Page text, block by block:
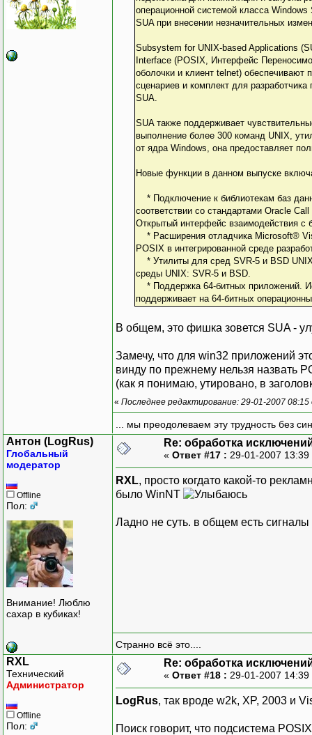
операционной системой класса
SUA при внесении незначительных
Subsystem for UNIX-based Applications
Interface (POSIX, Интерфейс
оболочки и клиент telnet)
сценариев и комплект для
SUA.
SUA также поддерживает
выполнение более 300 команд UNIX,
от ядра Windows, она предоставляет
Новые функции в данном выпуске
* Подключение к библиотекам баз
соответствии со стандартами Oracle
Открытый интерфейс взаимодействия с
* Расширения отладчика Microsoft®
POSIX в интегрированной среде
* Утилиты для сред SVR-5 и BSD
среды UNIX: SVR-5 и BSD.
* Поддержка 64-битных приложений.
поддерживает на 64-битных
В общем, это фишка зовется SUA -
Замечу, что для win32 приложений
винду по прежнему нельзя назвать
(как я понимаю, утировано, в
« Последнее редактирование: 29-01-2007
... мы преодолеваем эту трудность без
Антон (LogRus)
Глобальный
модератор
Offline
Пол:
Внимание! Люблю
сахар в кубиках!
Re: обработка
« Ответ #17 : 29-01-2007
RXL, просто когдато какой-то
было WinNT
Ладно не суть. в общем есть
Странно всё это....
RXL
Технический
Администратор
Offline
Пол:
Re: обработка
« Ответ #18 : 29-01-2007
LogRus, так вроде w2k, XP, 2003 и
Поиск говорит, что подсистема